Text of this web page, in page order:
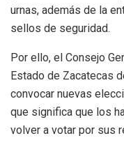
urnas, además de la
sellos de seguridad.
Por ello, el Consejo
Estado de Zacatecas
convocar nuevas
que significa que los
volver a votar por sus